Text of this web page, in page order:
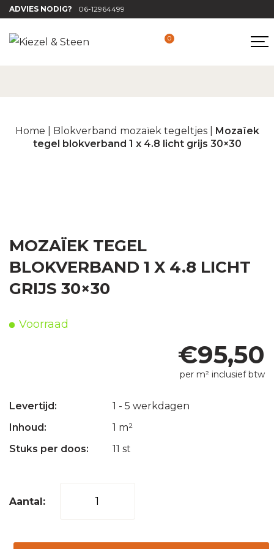
ADVIES NODIG? 06-12964499
0
Home Blokverband mozaïek tegeltjes| Mozaïek
tegel blokverband 1 x 4.8 licht grijs 30×30
MOZAÏEK TEGEL
BLOKVERBAND 1 X 4.8 LICHT
GRIJS 30×30
Voorraad
€95,50
per m² inclusief btw
Levertijd:
1 - 5 werkdagen
Inhoud:
1 m²
Stuks per doos:
11 st
1